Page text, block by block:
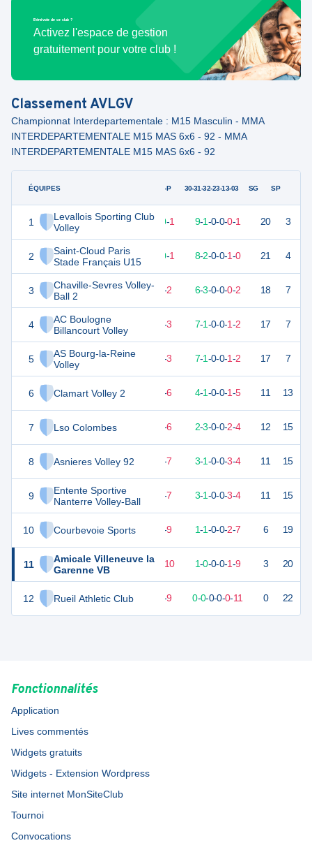
Bénévole de ce club ?
Activez l'espace de gestion
gratuitement pour votre club !
ClassementAVLGV
Championnat Interdepartementale : M15 Masculin - MMA
INTERDEPARTEMENTALE M15 MAS 6x6 - 92 - MMA
INTERDEPARTEMENTALE M15 MAS 6x6 - 92
ÉQUIPES
1
Levallois Sporting Club
Volley
2
Saint-Cloud Paris
Stade Français U15
3
Chaville-Sevres Volley-
Ball 2
4
AC Boulogne
Billancourt Volley
5
AS Bourg-la-Reine
Volley
6 Clamart Volley 2
7 Lso Colombes
8 Asnieres Volley 92
9
Entente Sportive
Nanterre Volley-Ball
10 Courbevoie Sports
11
Amicale Villeneuve la
Garenne VB
12 Rueil Athletic Club
G-P 30-31-32-23-13-03 SG SP
29 11 10-1 9-1-0-0-0-1 20 3
29 11 10-1 8-2-0-0-1-0 21 4
24 11 -2 6-3-0-0-0-2 18 7
24 -3 7-1-0-0-1-2 17 7
24 11 -3 7-1-0-0-1-2 17 7
15 -6 4-1-0-0-1-5 11 13
14 -6 2-3-0-0-2-4 12 15
14 11 -7 3-1-0-0-3-4 11 15
14 11 -7 3-1-0-0-3-4 11 15
7 11 -9 1-1-0-0-2-7 6 19
4 11 10 1-0-0-0-1-9 3 20
-6 11 -9 0-0-0-0-0-11 0 22
Fonctionnalités
Application
Lives commentés
Widgets gratuits
Widgets - Extension Wordpress
Site internet MonSiteClub
Tournoi
Convocations